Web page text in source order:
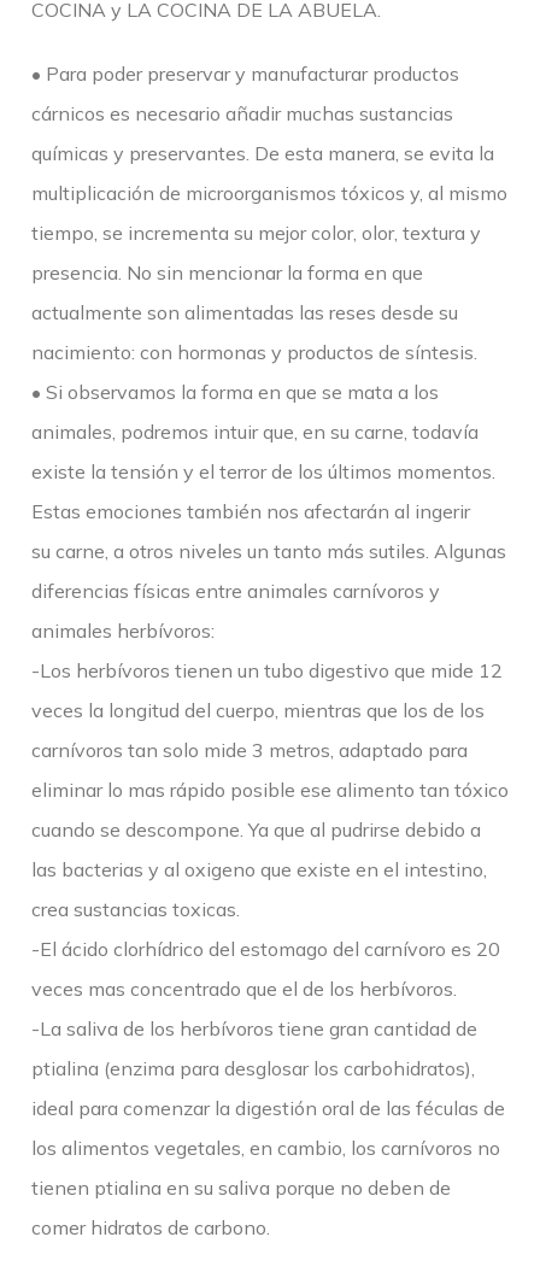
COCINA y LA COCINA DE LA ABUELA.
• Para poder preservar y manufacturar productos
cárnicos es necesario añadir muchas sustancias
químicas y preservantes. De esta manera, se evita la
multiplicación de microorganismos tóxicos y, al mismo
tiempo, se incrementa su mejor color, olor, textura y
presencia. No sin mencionar la forma en que
actualmente son alimentadas las reses desde su
nacimiento: con hormonas y productos de síntesis.
• Si observamos la forma en que se mata a los
animales, podremos intuir que, en su carne, todavía
existe la tensión y el terror de los últimos momentos.
Estas emociones también nos afectarán al ingerir
su carne, a otros niveles un tanto más sutiles. Algunas
diferencias físicas entre animales carnívoros y
animales herbívoros:
-Los herbívoros tienen un tubo digestivo que mide 12
veces la longitud del cuerpo, mientras que los de los
carnívoros tan solo mide 3 metros, adaptado para
eliminar lo mas rápido posible ese alimento tan tóxico
cuando se descompone. Ya que al pudrirse debido a
las bacterias y al oxigeno que existe en el intestino,
crea sustancias toxicas.
-El ácido clorhídrico del estomago del carnívoro es 20
veces mas concentrado que el de los herbívoros.
-La saliva de los herbívoros tiene gran cantidad de
ptialina (enzima para desglosar los carbohidratos),
ideal para comenzar la digestión oral de las féculas de
los alimentos vegetales, en cambio, los carnívoros no
tienen ptialina en su saliva porque no deben de
comer hidratos de carbono.